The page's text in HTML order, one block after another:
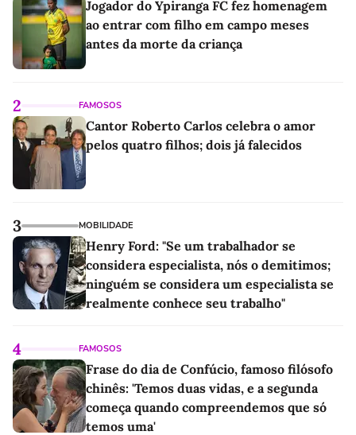
Jogador do Ypiranga FC fez homenagem
ao entrar com filho em campo meses
antes da morte da criança
2 FAMOSOS
Cantor Roberto Carlos celebra o amor
pelos quatro filhos; dois já falecidos
3 MOBILIDADE
Henry Ford: "Se um trabalhador se
considera especialista, nós o demitimos;
ninguém se considera um especialista se
realmente conhece seu trabalho"
4 FAMOSOS
Frase do dia de Confúcio, famoso filósofo
chinês: 'Temos duas vidas, e a segunda
começa quando compreendemos que só
temos uma'